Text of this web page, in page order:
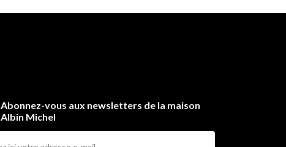
Abonnez-vous aux newsletters de la maison
Albin Michel